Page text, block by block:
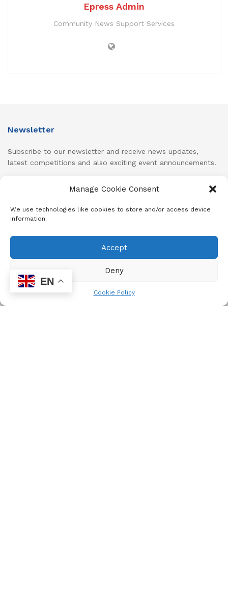
Manage Cookie Consent
We use technologies like cookies to store and/or access device
information.
Accept
Deny
Cookie Policy
Epress Admin
Community News Support Services
Newsletter
Subscribe to our newsletter and receive news updates,
latest competitions and also exciting event announcements.
This initiative is offered by
EN
ADVERTISEMENT